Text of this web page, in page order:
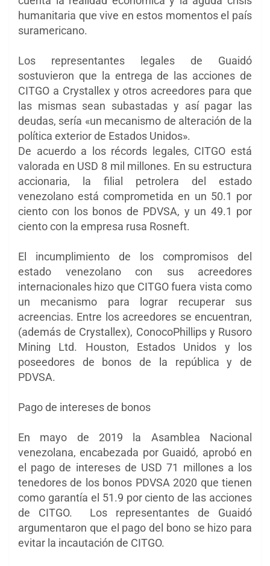
humanitaria que vive en estos momentos el país
suramericano.
Los representantes legales de Guaidó
sostuvieron que la entrega de las acciones de
CITGO a Crystallex y otros acreedores para que
las mismas sean subastadas y así pagar las
deudas, sería «un mecanismo de alteración de la
política exterior de Estados Unidos».
De acuerdo a los récords legales, CITGO está
valorada en USD 8 mil millones. En su estructura
accionaria, la filial petrolera del estado
venezolano está comprometida en un 50.1 por
ciento con los bonos de PDVSA, y un 49.1 por
ciento con la empresa rusa Rosneft.
El incumplimiento de los compromisos del
estado venezolano con sus acreedores
internacionales hizo que CITGO fuera vista como
un mecanismo para lograr recuperar sus
acreencias. Entre los acreedores se encuentran,
(además de Crystallex), ConocoPhillips y Rusoro
Mining Ltd. Houston, Estados Unidos y los
poseedores de bonos de la república y de
PDVSA.
Pago de intereses de bonos
En mayo de 2019 la Asamblea Nacional
venezolana, encabezada por Guaidó, aprobó en
el pago de intereses de USD 71 millones a los
tenedores de los bonos PDVSA 2020 que tienen
como garantía el 51.9 por ciento de las acciones
de CITGO. Los representantes de Guaidó
argumentaron que el pago del bono se hizo para
evitar la incautación de CITGO.